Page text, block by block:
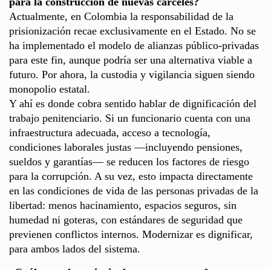
Actualmente, en Colombia la responsabilidad de la
prisionización recae exclusivamente en el Estado. No se
ha implementado el modelo de alianzas público-privadas
para este fin, aunque podría ser una alternativa viable a
futuro. Por ahora, la custodia y vigilancia siguen siendo
monopolio estatal.
Y ahí es donde cobra sentido hablar de dignificación del
trabajo penitenciario. Si un funcionario cuenta con una
infraestructura adecuada, acceso a tecnología,
condiciones laborales justas —incluyendo pensiones,
sueldos y garantías— se reducen los factores de riesgo
para la corrupción. A su vez, esto impacta directamente
en las condiciones de vida de las personas privadas de la
libertad: menos hacinamiento, espacios seguros, sin
humedad ni goteras, con estándares de seguridad que
previenen conflictos internos. Modernizar es dignificar,
para ambos lados del sistema.